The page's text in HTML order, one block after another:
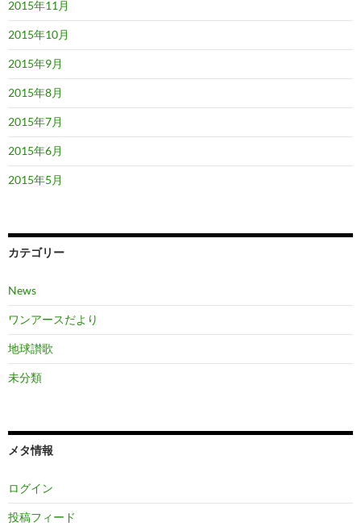
2015年11月
2015年10月
2015年9月
2015年8月
2015年7月
2015年6月
2015年5月
カテゴリー
News
ワンアースだより
地球讃歌
未分類
メタ情報
ログイン
投稿フィード